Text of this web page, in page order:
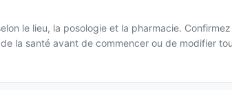
le lieu, la posologie et la pharmacie.
la santé avant de commencer ou de modifier